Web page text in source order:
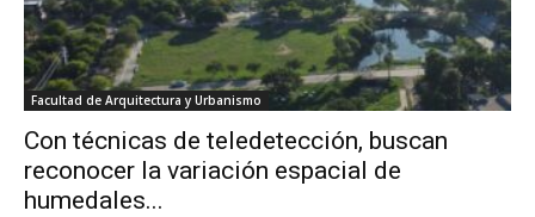
Facultad de Arquitectura y Urbanismo
Con técnicas de teledetección, buscan
reconocer la variación espacial de
humedales...